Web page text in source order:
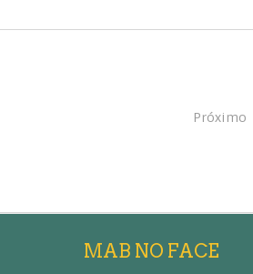
Próximo
MAB NO FACE